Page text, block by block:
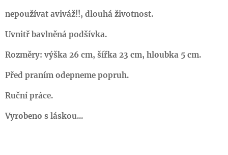
nepoužívat aviváž!!, dlouhá životnost.
Uvnitř bavlněná podšívka.
Rozměry: výška 26 cm, šířka 23 cm, hloubka 5 cm.
Před praním odepneme popruh.
Ruční práce.
Vyrobeno s láskou...